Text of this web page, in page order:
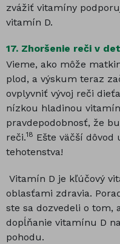
zvážiť vitamíny
vitamín D.
17. Zhoršenie reči v
Vieme, ako môže
plod, a výskum teraz
ovplyvniť vývoj reči
nízkou hladinou
pravdepodobnosť, že
reči.18 Ešte väčší dôvod
tehotenstva!
Vitamín D je kľúčový
oblasťami zdravia.
ste sa dozvedeli o
dopĺňanie vitamínu D
pohodu.